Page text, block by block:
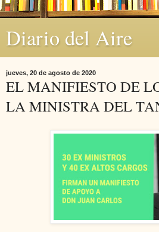
Diario del Aire
jueves, 20 de agosto de 2020
EL MANIFIESTO DE
LA MINISTRA DEL